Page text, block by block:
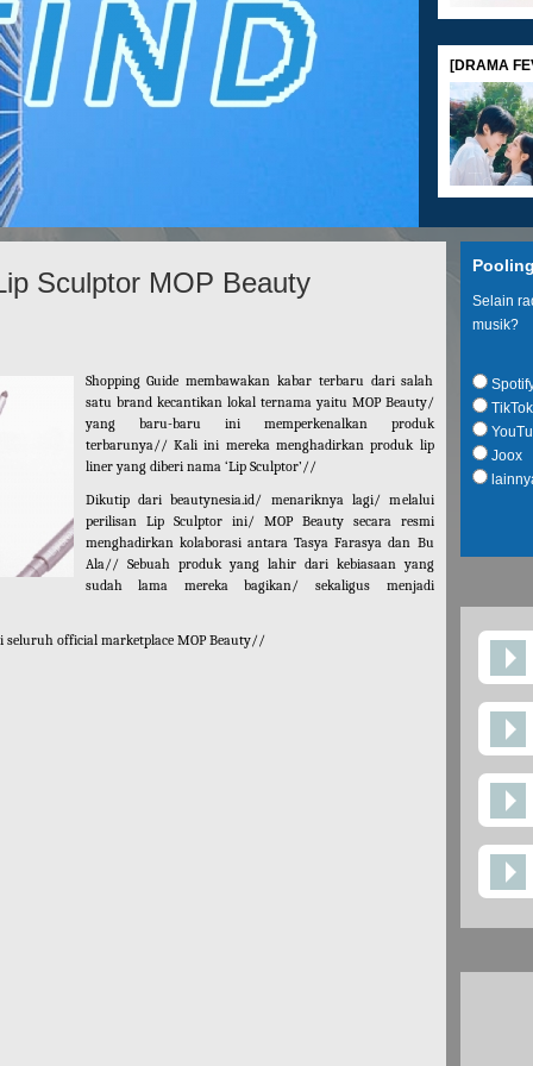
[DRAMA
[MOVIE
Sculptor MOP Beauty
Shopping Guide membawakan kabar terbaru dari salah
satu brand kecantikan lokal ternama yaitu MOP Beauty/
yang baru-baru ini memperkenalkan produk
terbarunya// Kali ini mereka menghadirkan produk lip
liner yang diberi nama ‘Lip Sculptor’//
Dikutip dari beautynesia.id/ menariknya lagi/ melalui
perilisan Lip Sculptor ini/ MOP Beauty secara resmi
menghadirkan kolaborasi antara Tasya Farasya dan Bu
Ala// Sebuah produk yang lahir dari kebiasaan yang
sudah lama mereka bagikan/ sekaligus menjadi
seluruh official marketplace MOP Beauty//
Selain
musik?
TikTok
Joox